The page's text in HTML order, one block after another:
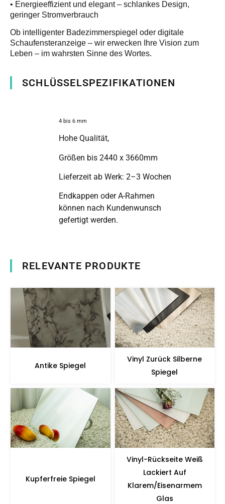
• Energieeffizient und elegant – schlankes Design,
geringer Stromverbrauch
Ob intelligenter Badezimmerspiegel oder digitale
Schaufensteranzeige – wir erwecken Ihre Vision zum
Leben – im wahrsten Sinne des Wortes.
SCHLÜSSELSPEZIFIKATIONEN
4 bis 6 mm
Hohe Qualität,
Größen bis 2440 x 3660mm
Lieferzeit ab Werk: 2–3 Wochen
Endkappen oder A-Rahmen
können nach Kundenwunsch
gefertigt werden.
RELEVANTE PRODUKTE
Antike Spiegel
Vinyl Zurück Silberne
Spiegel
Kupferfreie Spiegel
Vinyl-Rückseite Weiß
Lackiert Auf
Klarem/eisenarmem
Glas